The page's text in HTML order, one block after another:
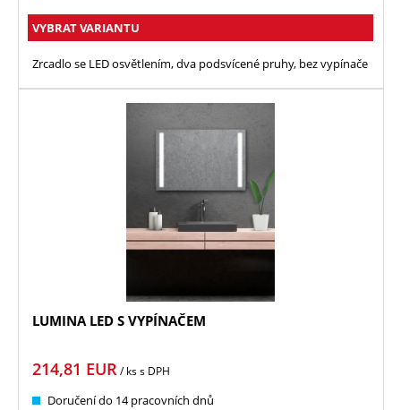
VYBRAT VARIANTU
Zrcadlo se LED osvětlením, dva podsvícené pruhy, bez vypínače
LUMINA LED S VYPÍNAČEM
214,81 EUR/ kss DPH
Doručení do 14 pracovních dnů